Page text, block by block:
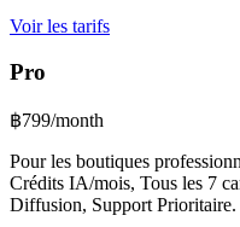
Voir les tarifs
Pro
฿799/month
Pour les boutiques
Crédits IA/mois, Tous les 7
Diffusion, Support Prioritaire.